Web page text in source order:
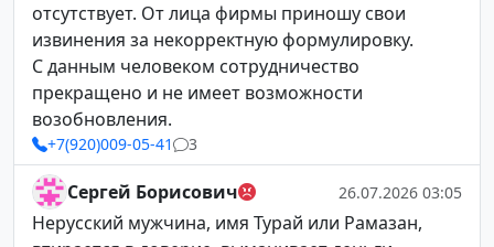
отсутствует. От лица фирмы приношу свои
извинения за некорректную формулировку.
С данным человеком сотрудничество
прекращено и не имеет возможности
возобновления.
+7(920)009-05-41 3
Сергей Борисович 26.07.2026 03:05
Нерусский мужчина, имя Турай или Рамазан,